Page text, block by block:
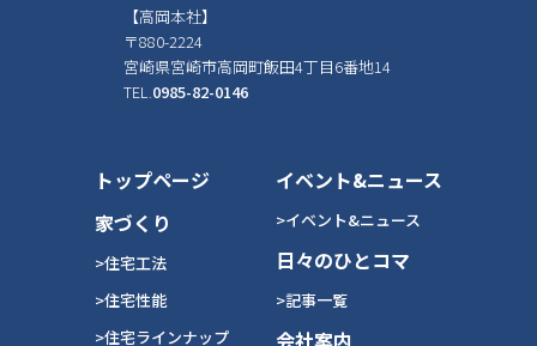
【高岡本社】
〒880-2224
宮崎県宮崎市高岡町飯田4丁目6番地14
TEL. 0985-82-0146
トップページ
家づくり
>住宅工法
>住宅性能
>住宅ラインナップ
イベント&ニュース
>イベント&ニュース
日々のひとコマ
>記事一覧
会社案内